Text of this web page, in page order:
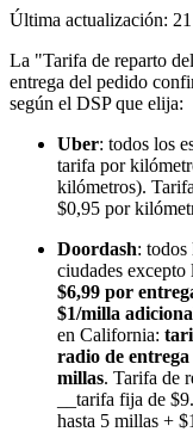
Atención al
Search
Proceso de
Tipos de negocio
Alimentos y
Tienda
Belleza
Servicios
Todos los tipos
Última actualización:
La "Tarifa de reparto
entrega del pedido
según el DSP que elija:
Uber: todos los
tarifa por
kilómetros).
$0,95 por
Doordash: todos
ciudades
$6,99 por
$1/milla
en California:
radio de
millas. Tarifa de
__tarifa fija de
hasta 5 millas +